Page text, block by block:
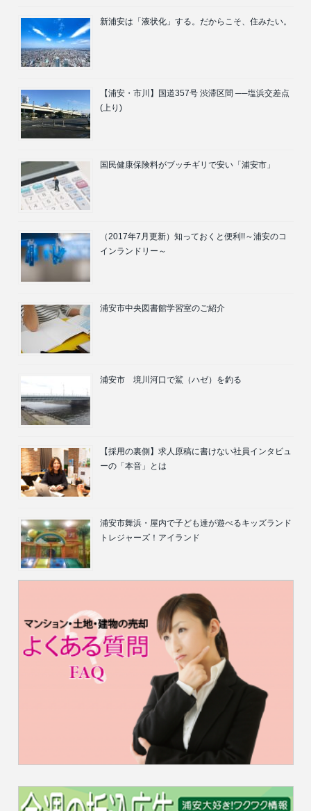
新浦安は「液状化」する。だからこそ、住みたい。
【浦安・市川】国道357号 渋滞区間 ──塩浜交差点
(上り)
国民健康保険料がブッチギリで安い「浦安市」
（2017年7月更新）知っておくと便利!!～浦安のコ
インランドリー～
浦安市中央図書館学習室のご紹介
浦安市 境川河口で鯊（ハゼ）を釣る
【採用の裏側】求人原稿に書けない社員インタビュ
ーの「本音」とは
浦安市舞浜・屋内で子ども達が遊べるキッズランド
トレジャーズ！アイランド